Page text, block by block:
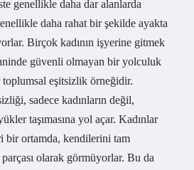
genellikle daha dar alanlarda
daha rahat bir şekilde ayakta
Birçok kadının işyerine gitmek
güvenli olmayan bir yolculuk
toplumsal eşitsizlik örneğidir.
sadece kadınların değil,
taşımasına yol açar. Kadınlar
bir ortamda, kendilerini tam
olarak görmüyorlar. Bu da